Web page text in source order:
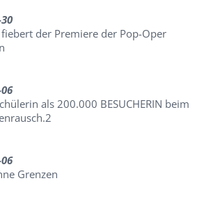
der Premiere der Pop-Oper
als 200.000 BESUCHERIN beim
Grenzen